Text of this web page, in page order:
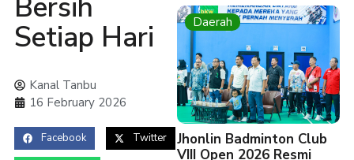
Bersih
Setiap Hari
Kanal Tanbu
16 February 2026
Facebook Twitter
Daerah
Jhonlin Badminton Club
VIII Open 2026 Resmi